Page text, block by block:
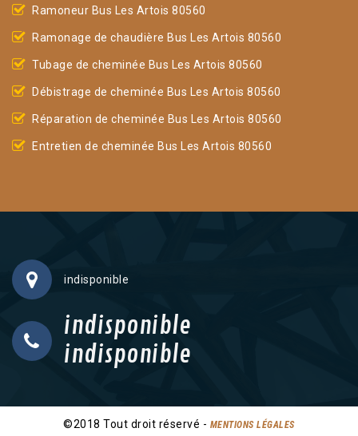
Ramoneur Bus Les Artois 80560
Ramonage de chaudière Bus Les Artois 80560
Tubage de cheminée Bus Les Artois 80560
Débistrage de cheminée Bus Les Artois 80560
Réparation de cheminée Bus Les Artois 80560
Entretien de cheminée Bus Les Artois 80560
indisponible
indisponible
indisponible
©2018 Tout droit réservé - MENTIONS LÉGALES